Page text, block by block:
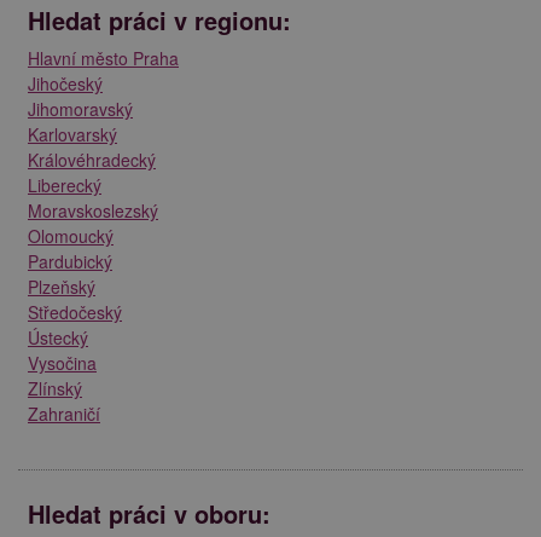
Hledat práci v regionu:
Hlavní město Praha
Jihočeský
Jihomoravský
Karlovarský
Královéhradecký
Liberecký
Moravskoslezský
Olomoucký
Pardubický
Plzeňský
Středočeský
Ústecký
Vysočina
Zlínský
Zahraničí
Hledat práci v oboru: